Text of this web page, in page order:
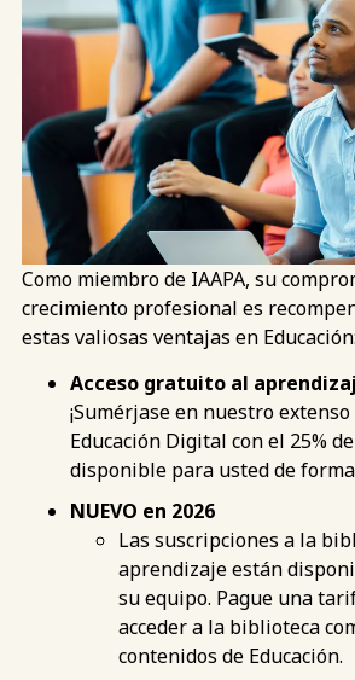
Como miembro de IAAPA, su
crecimiento profesional es
estas valiosas ventajas en Educación:
Acceso gratuito al
¡Sumérjase en nuestro
Educación Digital con el 25%
disponible para usted de
NUEVO en 2026
Las suscripciones a la
aprendizaje están
su equipo. Pague una
acceder a la biblioteca
contenidos de Educación.